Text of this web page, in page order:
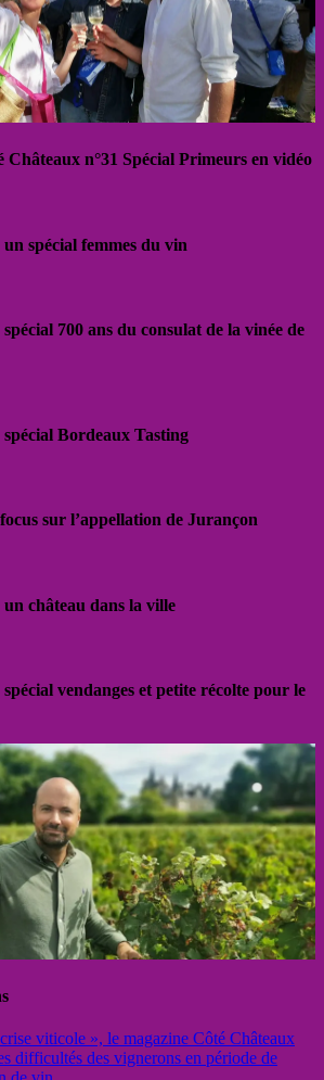
Châteaux n°31 Spécial Primeurs en vidéo
spécial femmes du vin
700 ans du consulat de la vinée de
Bordeaux Tasting
sur l’appellation de Jurançon
château dans la ville
vendanges et petite récolte pour le
viticole », le magazine Côté Châteaux
difficultés des vignerons en période de